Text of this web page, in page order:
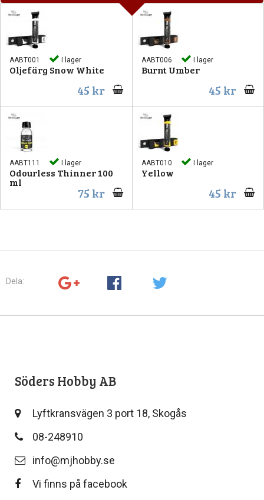
AABT001 I lager
Oljefärg Snow White
45 kr
AABT006 I lager
Burnt Umber
45 kr
AABT111 I lager
Odourless Thinner 100
ml
75 kr
AABT010 I lager
Yellow
45 kr
Dela:
Söders Hobby AB
Lyftkransvägen 3 port 18, Skogås
08-248910
info@mjhobby.se
Vi finns på facebook